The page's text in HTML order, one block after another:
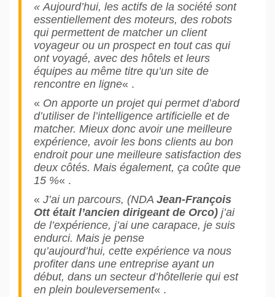
« Aujourd’hui, les actifs de la société sont
essentiellement des moteurs, des robots
qui permettent de matcher un client
voyageur ou un prospect en tout cas qui
ont voyagé, avec des hôtels et leurs
équipes au même titre qu’un site de
rencontre en ligne« .
« On apporte un projet qui permet d’abord
d’utiliser de l’intelligence artificielle et de
matcher. Mieux donc avoir une meilleure
expérience, avoir les bons clients au bon
endroit pour une meilleure satisfaction des
deux côtés. Mais également, ça coûte que
15 %« .
« J’ai un parcours, (NDA Jean-François
Ott était l’ancien dirigeant de Orco) j’ai
de l’expérience, j’ai une carapace, je suis
endurci. Mais je pense
qu’aujourd’hui, cette expérience va nous
profiter dans une entreprise ayant un
début, dans un secteur d’hôtellerie qui est
en plein bouleversement« .